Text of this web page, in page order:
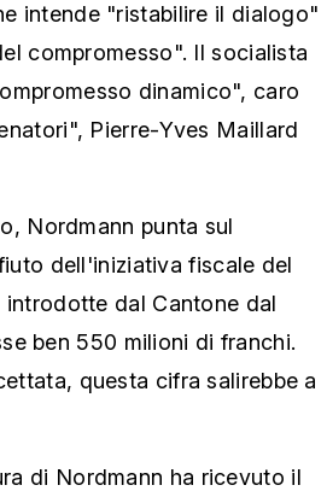
intende "ristabilire il dialogo"
compromesso". Il socialista
dinamico", caro
Pierre-Yves Maillard
Nordmann punta sul
dell'iniziativa fiscale del
dal Cantone dal
ben 550 milioni di franchi.
questa cifra salirebbe a
di Nordmann ha ricevuto il